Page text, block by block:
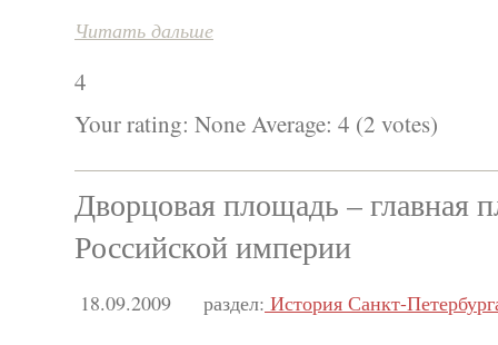
Читать дальше
4
Your rating: NoneAverage: 4 (2 votes)
Дворцовая площадь – главная
Российской империи
18.09.2009 раздел: История Санкт-